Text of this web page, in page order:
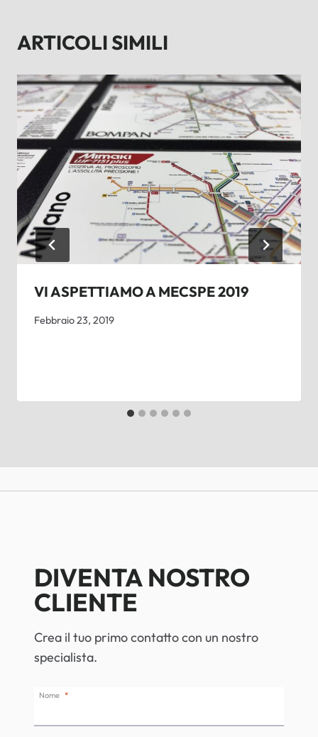
ARTICOLI SIMILI
VI ASPETTIAMO A MECSPE 2019
Febbraio 23, 2019
DIVENTA NOSTRO
CLIENTE
Crea il tuo primo contatto con un nostro
specialista.
Nome